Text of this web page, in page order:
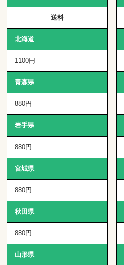
送料
北海道
1100円
青森県
880円
岩手県
880円
宮城県
880円
秋田県
880円
山形県